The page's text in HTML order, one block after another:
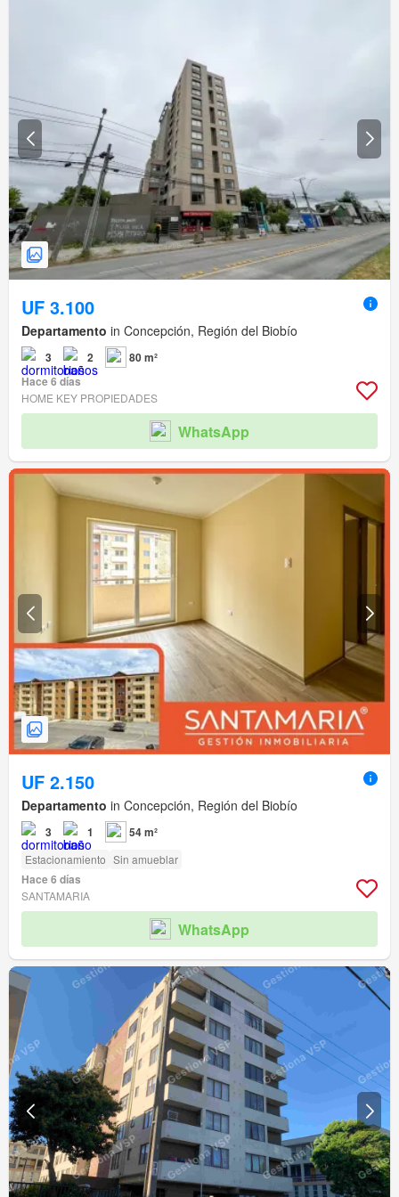
UF 3.100
Departamento in Concepción, Región del Biobío
3 2
80 m²
Hace 6 días
HOME KEY PROPIEDADES
WhatsApp
UF 2.150
Departamento in Concepción, Región del Biobío
3 1 54 m²
Estacionamiento Sin amueblar
Hace 6 días
SANTAMARIA
WhatsApp